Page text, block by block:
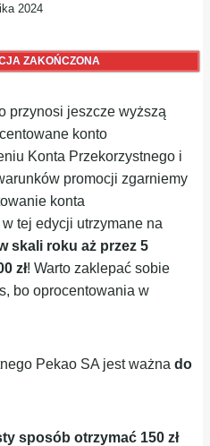
2024
ZAKOŃCZONA
przynosi jeszcze wyższą
konto
Konta Przekorzystnego i
promocji zgarniemy
konta
tej edycji utrzymane na
skali roku aż przez 5
zł! Warto zaklepać sobie
bo oprocentowania w
Pekao SA jest ważna do
sposób otrzymać 150 zł